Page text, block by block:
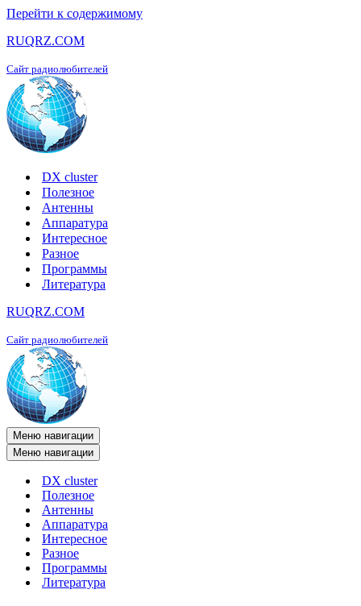
Перейти к содержимому
RUQRZ.COM
Сайт радиолюбителей
DX cluster
Полезное
Антенны
Аппаратура
Интересное
Разное
Программы
Литература
RUQRZ.COM
Сайт радиолюбителей
Меню навигации
Меню навигации
DX cluster
Полезное
Антенны
Аппаратура
Интересное
Разное
Программы
Литература